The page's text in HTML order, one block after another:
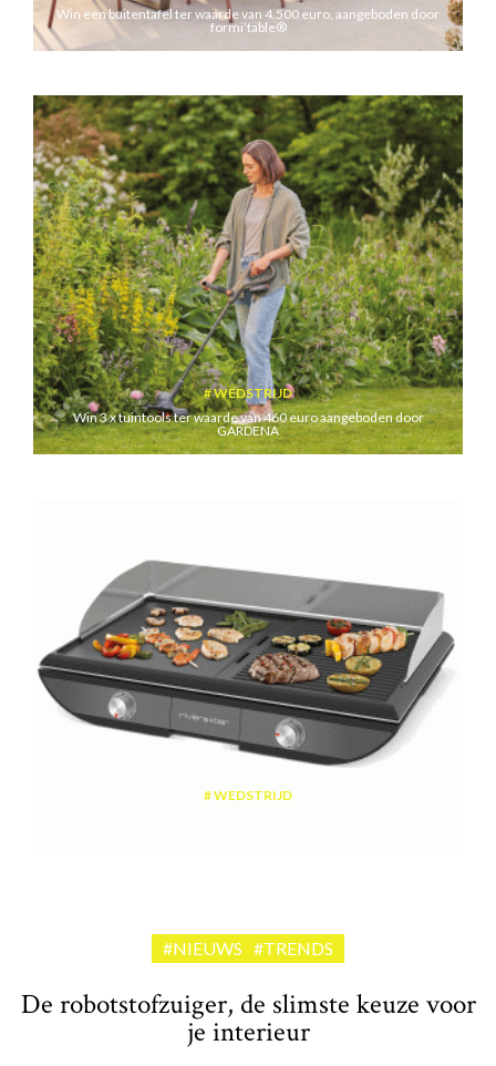
Win een buitentafel ter waarde van 4.500 euro, aangeboden door
formi’table®
WEDSTRIJD
Win 3 x tuintools ter waarde van 460 euro aangeboden door
GARDENA
WEDSTRIJD
#NIEUWS #TRENDS
De robotstofzuiger, de slimste keuze voor
je interieur